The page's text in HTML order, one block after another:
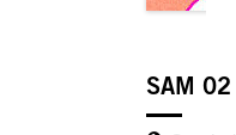
SAM